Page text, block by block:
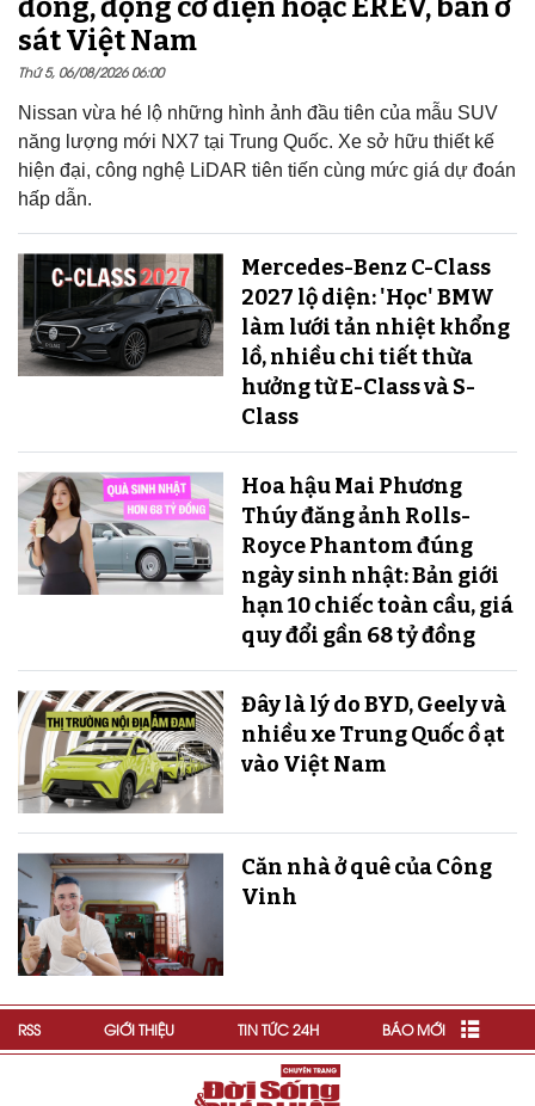
đồng, động cơ điện hoặc EREV, bán ở
sát Việt Nam
Thứ 5, 06/08/2026 06:00
Nissan vừa hé lộ những hình ảnh đầu tiên của mẫu SUV
năng lượng mới NX7 tại Trung Quốc. Xe sở hữu thiết kế
hiện đại, công nghệ LiDAR tiên tiến cùng mức giá dự đoán
hấp dẫn.
Mercedes-Benz C-Class
2027 lộ diện: 'Học' BMW
làm lưới tản nhiệt khổng
lồ, nhiều chi tiết thừa
hưởng từ E-Class và S-
Class
Hoa hậu Mai Phương
Thúy đăng ảnh Rolls-
Royce Phantom đúng
ngày sinh nhật: Bản giới
hạn 10 chiếc toàn cầu, giá
quy đổi gần 68 tỷ đồng
Đây là lý do BYD, Geely và
nhiều xe Trung Quốc ồ ạt
vào Việt Nam
Căn nhà ở quê của Công
Vinh
RSS GIỚI THIỆU TIN TỨC 24H BÁO MỚI